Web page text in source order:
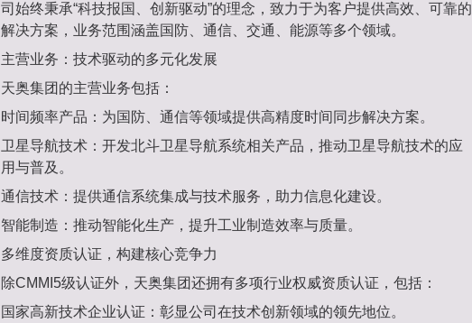
司始终秉承“科技报国、创新驱动”的理念，致力于为客户提供高效、可靠的
解决方案，业务范围涵盖国防、通信、交通、能源等多个领域。
主营业务：技术驱动的多元化发展‌
天奥集团的主营业务包括：
时间频率产品‌：为国防、通信等领域提供高精度时间同步解决方案。
卫星导航技术‌：开发北斗卫星导航系统相关产品，推动卫星导航技术的应
用与普及。
通信技术‌：提供通信系统集成与技术服务，助力信息化建设。
智能制造‌：推动智能化生产，提升工业制造效率与质量。
多维度资质认证，构建核心竞争力‌
除CMMI5级认证外，天奥集团还拥有多项行业权威资质认证，包括：
国家高新技术企业认证‌：彰显公司在技术创新领域的领先地位。